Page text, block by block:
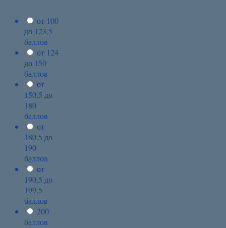
от 100
до 123,5
баллов
от 124
до 150
баллов
от
150,5 до
180
баллов
от
180,5 до
190
баллов
от
190,5 до
199,5
баллов
200
баллов